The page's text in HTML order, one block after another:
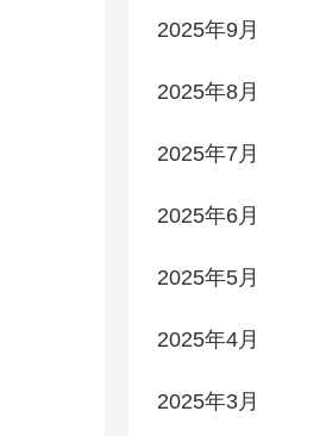
2025年9月
2025年8月
2025年7月
2025年6月
2025年5月
2025年4月
2025年3月